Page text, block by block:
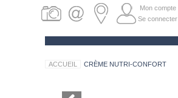
PRODUITS COSMÉTIQUES
GUIDE CADEAUX
Mon compte
Se connecter
ACCUEIL CRÈME NUTRI-CONFORT